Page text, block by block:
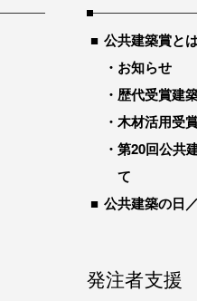
公共建築賞と
お知らせ
歴代受賞建
木材活用受
第20回公共
て
公共建築の日
発注者支援